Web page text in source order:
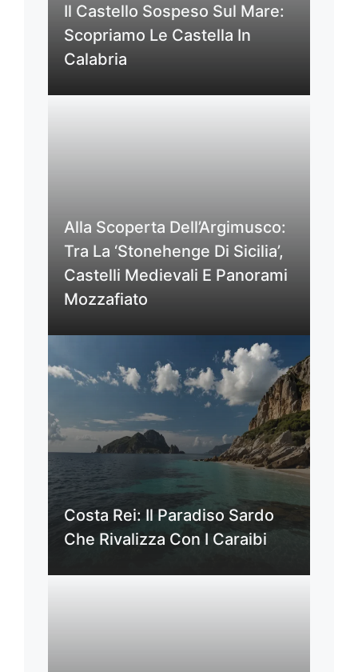
Il Castello Sospeso Sul Mare:
Scopriamo Le Castella In
Calabria
Alla Scoperta Dell’Argimusco:
Tra La ‘Stonehenge Di Sicilia’,
Castelli Medievali E Panorami
Mozzafiato
Costa Rei: Il Paradiso Sardo
Che Rivalizza Con I Caraibi